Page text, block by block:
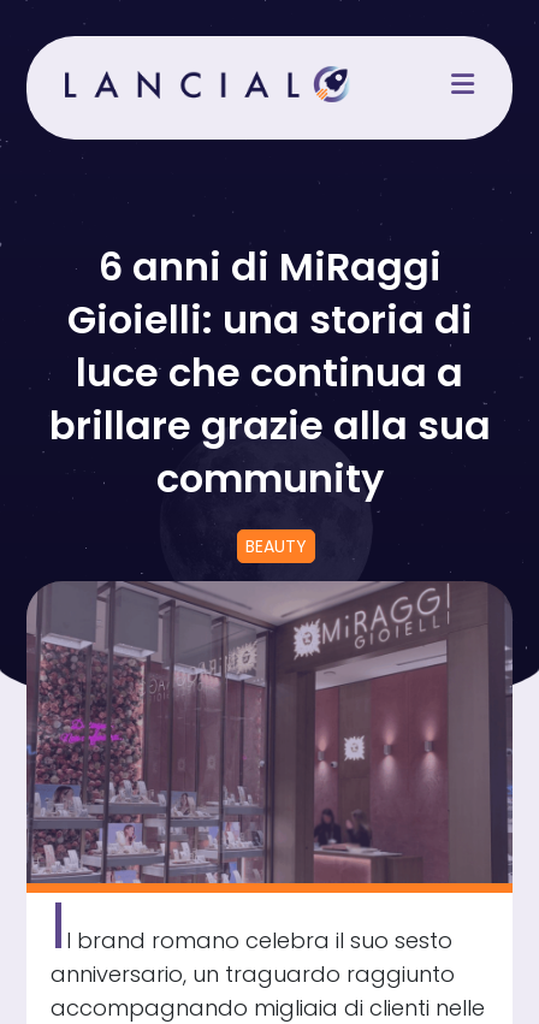
contenuto
6 anni di MiRaggi
Gioielli: una storia di
luce che continua a
brillare grazie alla sua
community
BEAUTY
I l brand romano celebra il suo sesto
anniversario, un traguardo raggiunto
accompagnando migliaia di clienti nelle